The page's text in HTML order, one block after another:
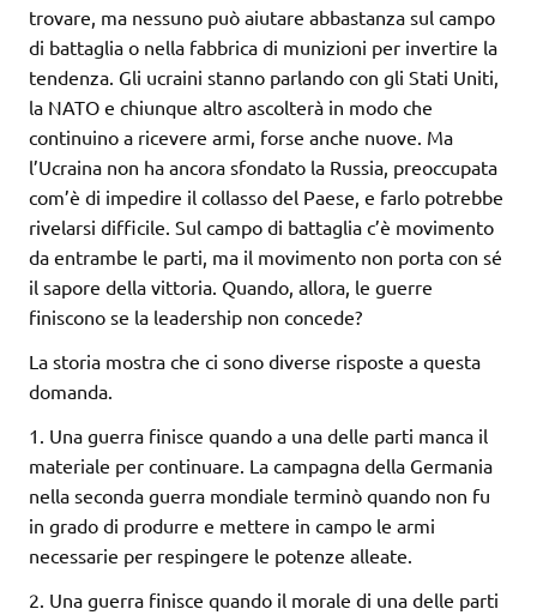
trovare, ma nessuno può aiutare abbastanza sul campo
di battaglia o nella fabbrica di munizioni per invertire la
tendenza. Gli ucraini stanno parlando con gli Stati Uniti,
la NATO e chiunque altro ascolterà in modo che
continuino a ricevere armi, forse anche nuove. Ma
l’Ucraina non ha ancora sfondato la Russia, preoccupata
com’è di impedire il collasso del Paese, e farlo potrebbe
rivelarsi difficile. Sul campo di battaglia c’è movimento
da entrambe le parti, ma il movimento non porta con sé
il sapore della vittoria. Quando, allora, le guerre
finiscono se la leadership non concede?
La storia mostra che ci sono diverse risposte a questa
domanda.
1. Una guerra finisce quando a una delle parti manca il
materiale per continuare. La campagna della Germania
nella seconda guerra mondiale terminò quando non fu
in grado di produrre e mettere in campo le armi
necessarie per respingere le potenze alleate.
2. Una guerra finisce quando il morale di una delle parti